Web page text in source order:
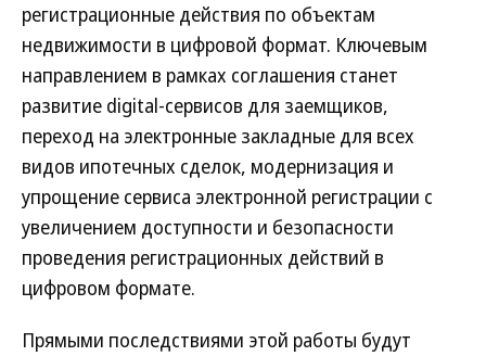
регистрационные действия по объектам
недвижимости в цифровой формат. Ключевым
направлением в рамках соглашения станет
развитие digital-сервисов для заемщиков,
переход на электронные закладные для всех
видов ипотечных сделок, модернизация и
упрощение сервиса электронной регистрации с
увеличением доступности и безопасности
проведения регистрационных действий в
цифровом формате.
Прямыми последствиями этой работы будут